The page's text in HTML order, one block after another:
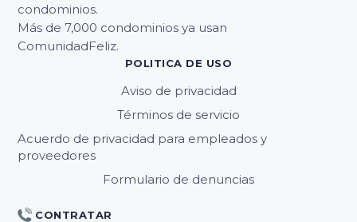
condominios.
Más de 7,000 condominios ya usan
ComunidadFeliz.
POLITICA DE USO
Aviso de privacidad
Términos de servicio
Acuerdo de privacidad para empleados y
proveedores
Formulario de denuncias
CONTRATAR